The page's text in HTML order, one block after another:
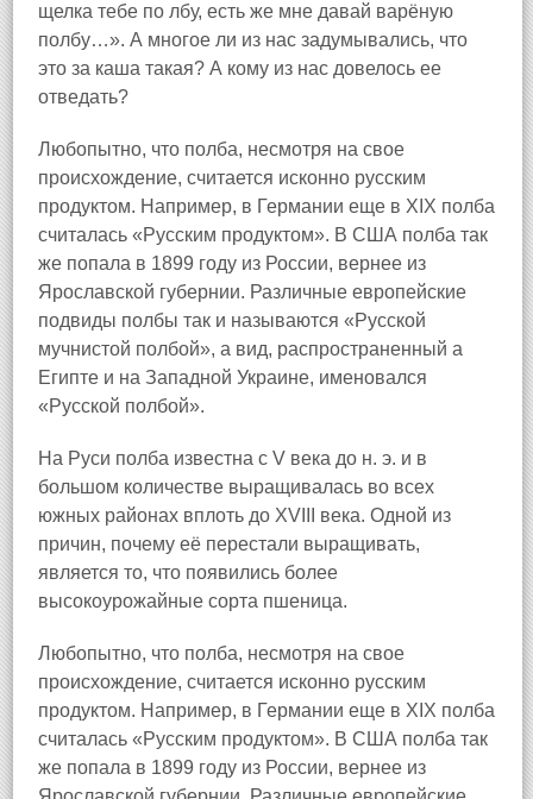
щелка тебе по лбу, есть же мне давай варёную
полбу…». А многое ли из нас задумывались, что
это за каша такая? А кому из нас довелось ее
отведать?
Любопытно, что полба, несмотря на свое
происхождение, считается исконно русским
продуктом. Например, в Германии еще в XIX полба
считалась «Русским продуктом». В США полба так
же попала в 1899 году из России, вернее из
Ярославской губернии. Различные европейские
подвиды полбы так и называются «Русской
мучнистой полбой», а вид, распространенный а
Египте и на Западной Украине, именовался
«Русской полбой».
На Руси полба известна с V века до н. э. и в
большом количестве выращивалась во всех
южных районах вплоть до XVIII века. Одной из
причин, почему её перестали выращивать,
является то, что появились более
высокоурожайные сорта пшеница.
Любопытно, что полба, несмотря на свое
происхождение, считается исконно русским
продуктом. Например, в Германии еще в XIX полба
считалась «Русским продуктом». В США полба так
же попала в 1899 году из России, вернее из